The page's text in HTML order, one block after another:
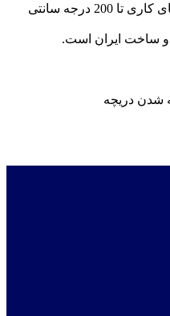
دارای فشار کاری 16 بار و دمای کاری تا 200 درجه سانتی
و ساخت ایران است.
شدن دریچه